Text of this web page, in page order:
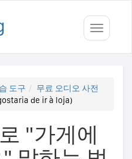
Toggle
도구
무료 오디오 사전
de ir à loja)
"가게에